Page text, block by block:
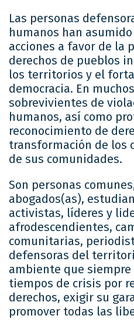
Las personas
humanos han
acciones a favor de la
derechos de pueblos
los territorios y el
democracia. En
sobrevivientes de
humanos, así como
reconocimiento de
transformación de los
de sus comunidades.
Son personas
abogados(as),
activistas, líderes y
afrodescendientes,
comunitarias,
defensoras del
ambiente que siempre
tiempos de crisis por
derechos, exigir su
promover todas las